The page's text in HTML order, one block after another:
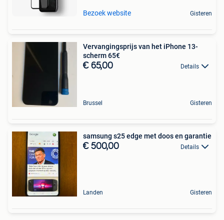
Bezoek website Gisteren
Vervangingsprijs van het iPhone 13-
scherm 65€
€ 65,00 Details
Brussel Gisteren
samsung s25 edge met doos en garantie
€ 500,00 Details
Landen Gisteren